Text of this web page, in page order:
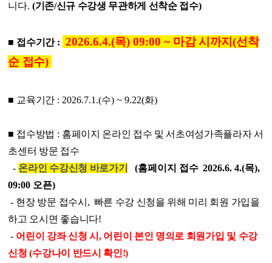
니다. (기존/신규 수강생 무관하게 선착순 접수)
■ 접수기간 : 2026.6.4.(목) 09:00 ~ 마감 시까지 (선착
순 접수)
■ 교육기간 : 2026.7.1.(수) ~ 9.22(화)
■ 접수방법 : 홈페이지 온라인 접수 및 서초여성가족플라자 서
초센터 방문 접수
- 온라인 수강신청 바로가기 (홈페이지 접수2026.6. 4.(목),
09:00 오픈)
- 현장 방문 접수시, 빠른 수강 신청을 위해 미리 회원 가입을
하고 오시면 좋습니다!
- 어린이 강좌 신청 시, 어린이 본인 명의로 회원가입 및 수강
신청 (수강나이 반드시 확인!)